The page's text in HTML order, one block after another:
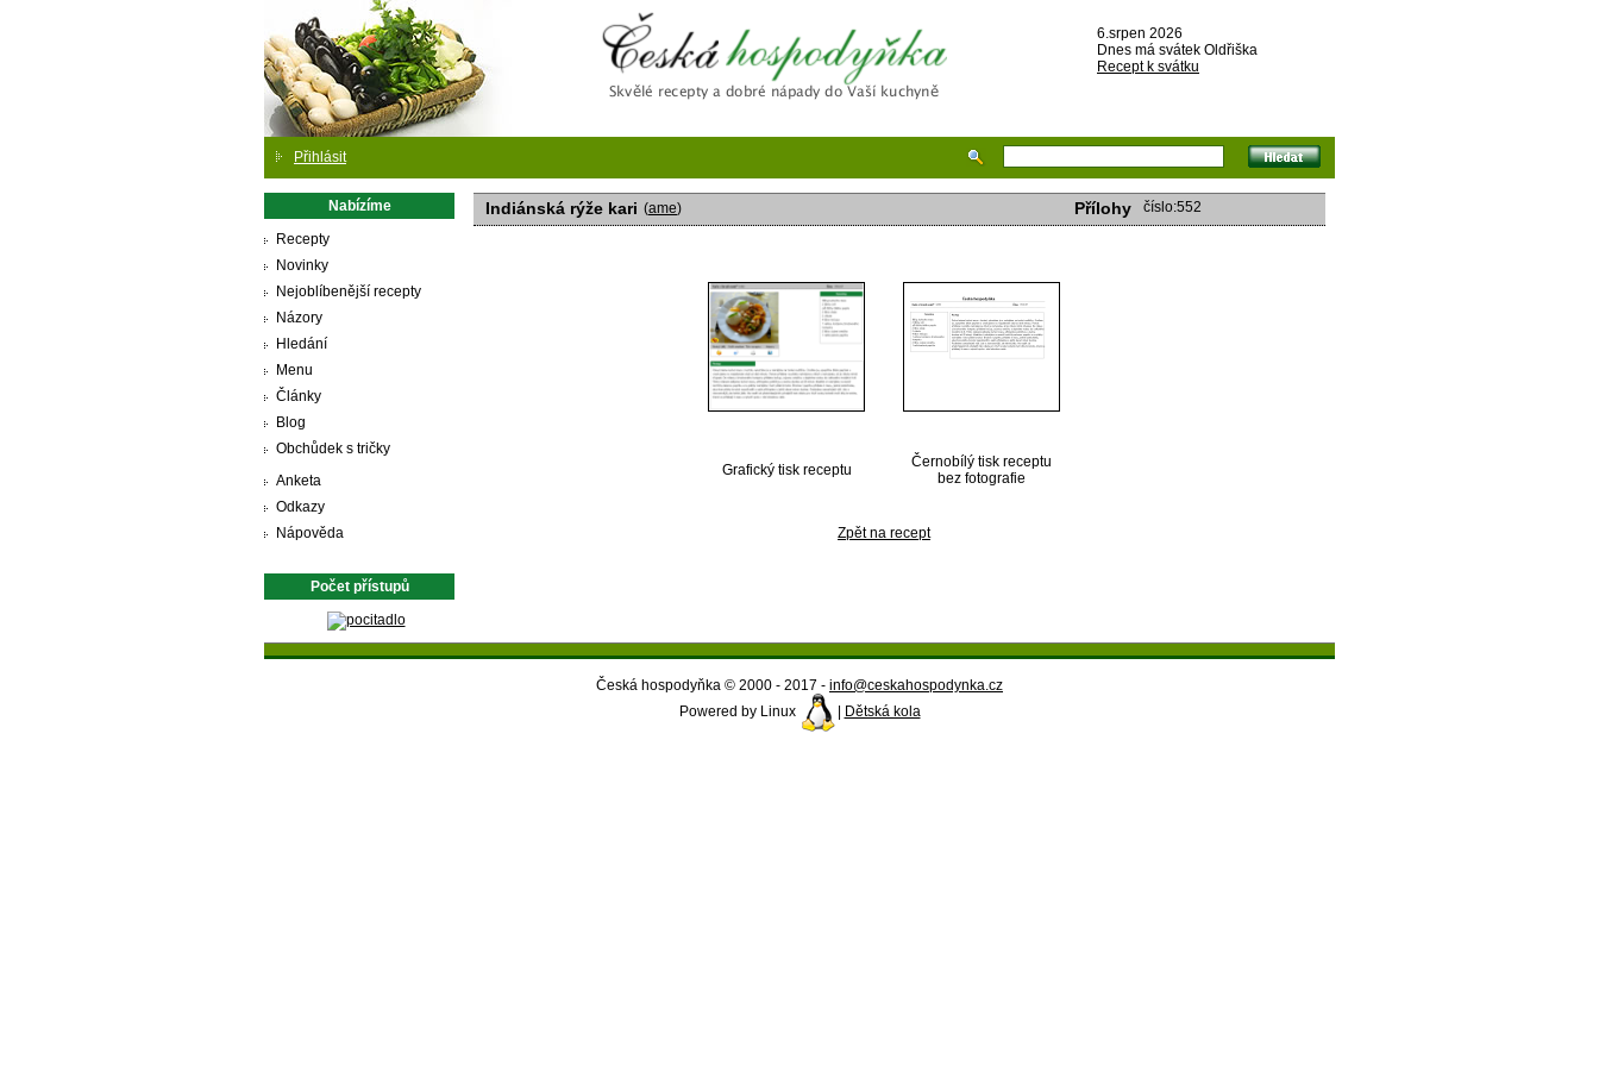
Česká hospodyňka
6.srpen 2026
Dnes má svátek Oldřiška
Recept k svátku
Přihlásit
Nabízíme
Recepty
Novinky
Nejoblíbenější recepty
Názory
Hledání
Menu
Články
Blog
Obchůdek s tričky
Anketa
Odkazy
Nápověda
Počet přístupů
Indiánská rýže kari (ame) Přílohy číslo:552
Grafický tisk receptu
Černobílý tisk receptu
bez fotografie
Zpět na recept
Česká hospodyňka © 2000 - 2017 - info@ceskahospodynka.cz
Powered by Linux
Dětská kola